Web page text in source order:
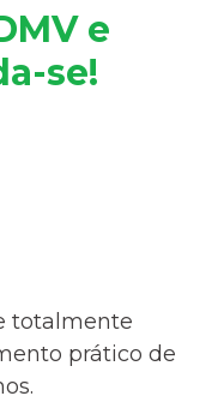
e
se!
totalmente
prático de